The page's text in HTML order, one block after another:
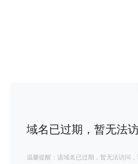
域名已过期，暂无法
温馨提醒：该域名已过期，暂无法访问